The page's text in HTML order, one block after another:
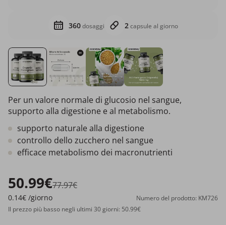
360dosaggi 2capsule al giorno
Per un valore normale di glucosio nel sangue,
supporto alla digestione e al metabolismo.
supporto naturale alla digestione
controllo dello zucchero nel sangue
efficace metabolismo dei macronutrienti
50.99€77.97€
0.14€ /giorno
Numero del prodotto: KM726
Il prezzo più basso negli ultimi 30 giorni: 50.99€